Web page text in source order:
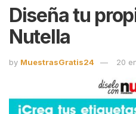
Diseña tu
Nutella
by MuestrasGratis24 20